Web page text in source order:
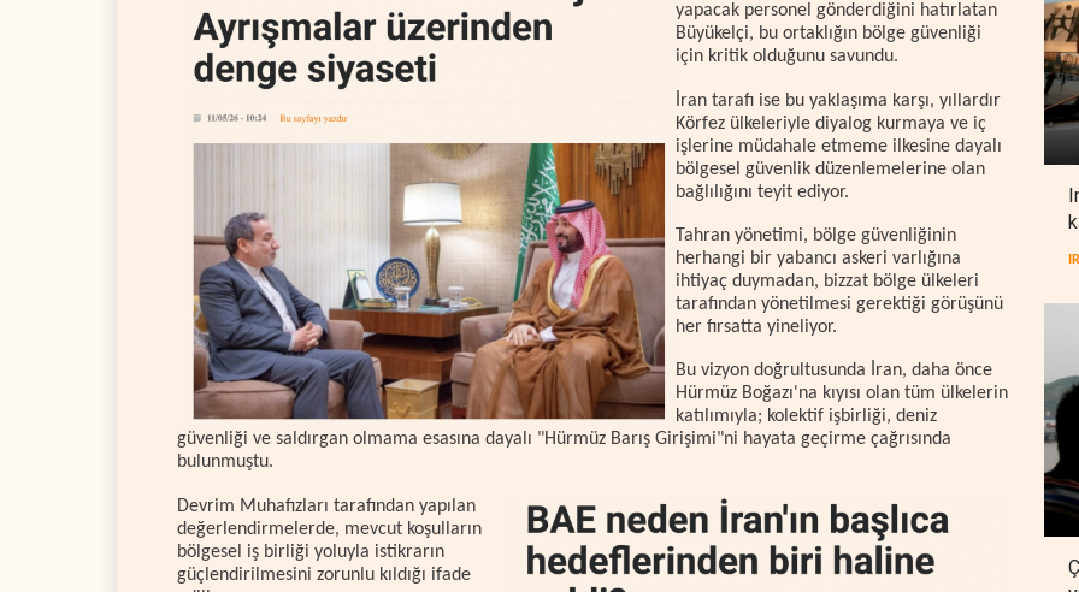
yapacak personel gönderdiğini hatırlatan
Büyükelçi, bu ortaklığın bölge güvenliği
için kritik olduğunu savundu.
İran tarafı ise bu yaklaşıma karşı, yıllardır
Körfez ülkeleriyle diyalog kurmaya ve iç
işlerine müdahale etmeme ilkesine dayalı
bölgesel güvenlik düzenlemelerine olan
bağlılığını teyit ediyor.
Tahran yönetimi, bölge güvenliğinin
herhangi bir yabancı askeri varlığına
ihtiyaç duymadan, bizzat bölge ülkeleri
tarafından yönetilmesi gerektiği görüşünü
her fırsatta yineliyor.
Bu vizyon doğrultusunda İran, daha önce
Hürmüz Boğazı'na kıyısı olan tüm ülkelerin
katılımıyla; kolektif işbirliği, deniz
güvenliği ve saldırgan olmama esasına dayalı "Hürmüz Barış Girişimi"ni hayata geçirme çağrısında
bulunmuştu.
Devrim Muhafızları tarafından yapılan
değerlendirmelerde, mevcut koşulların
bölgesel iş birliği yoluyla istikrarın
güçlendirilmesini zorunlu kıldığı ifade